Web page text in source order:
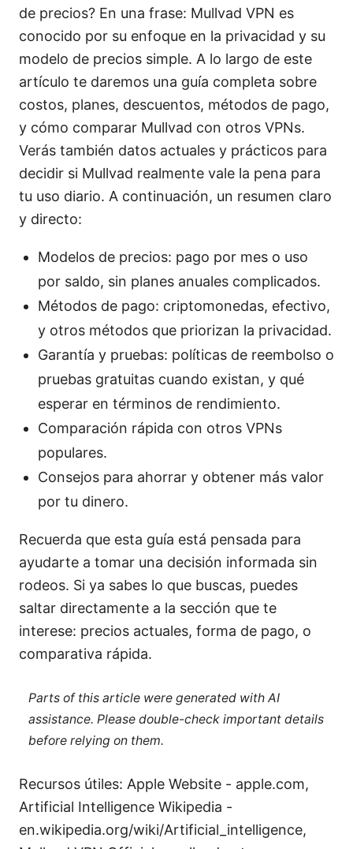
de precios? En una frase: Mullvad VPN es
conocido por su enfoque en la privacidad y su
modelo de precios simple. A lo largo de este
artículo te daremos una guía completa sobre
costos, planes, descuentos, métodos de pago,
y cómo comparar Mullvad con otros VPNs.
Verás también datos actuales y prácticos para
decidir si Mullvad realmente vale la pena para
tu uso diario. A continuación, un resumen claro
y directo:
Modelos de precios: pago por mes o uso
por saldo, sin planes anuales complicados.
Métodos de pago: criptomonedas, efectivo,
y otros métodos que priorizan la privacidad.
Garantía y pruebas: políticas de reembolso o
pruebas gratuitas cuando existan, y qué
esperar en términos de rendimiento.
Comparación rápida con otros VPNs
populares.
Consejos para ahorrar y obtener más valor
por tu dinero.
Recuerda que esta guía está pensada para
ayudarte a tomar una decisión informada sin
rodeos. Si ya sabes lo que buscas, puedes
saltar directamente a la sección que te
interese: precios actuales, forma de pago, o
comparativa rápida.
Parts of this article were generated with AI
assistance. Please double-check important details
before relying on them.
Recursos útiles: Apple Website - apple.com,
Artificial Intelligence Wikipedia -
en.wikipedia.org/wiki/Artificial_intelligence,